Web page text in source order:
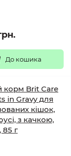
До кошика
корм Brit Care
in Gravy для
кішок,
з качкою,
85 г